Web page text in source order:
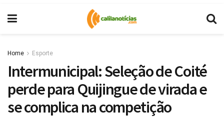
Home Esporte
Intermunicipal: Seleção de Coité
perde para Quijingue de virada e
se complica na competição